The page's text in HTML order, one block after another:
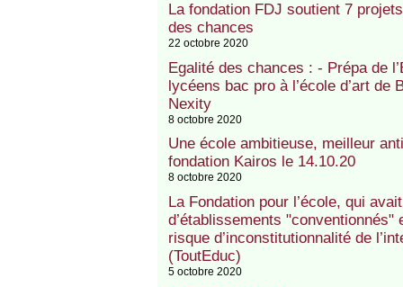
La fondation FDJ soutient 7
des chances
22 octobre 2020
Egalité des chances : - Prépa de
lycéens bac pro à l’école d’art de
Nexity
8 octobre 2020
Une école ambitieuse, meilleur
fondation Kairos le 14.10.20
8 octobre 2020
La Fondation pour l’école, qui
d’établissements
risque d’inconstitutionnalité de
(ToutEduc)
5 octobre 2020